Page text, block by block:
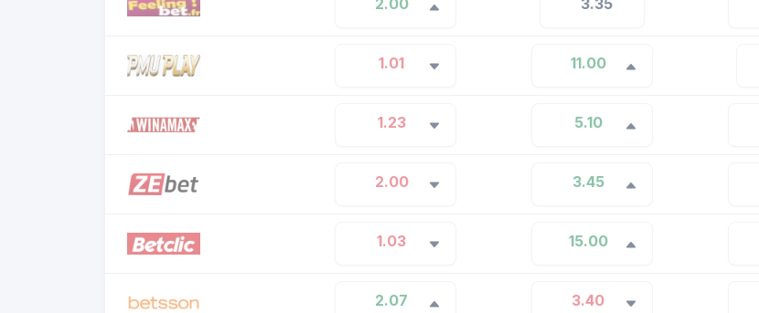
2.00 3.35
1.01 11.00
1.23 5.10
2.00 3.45
1.03 15.00
2.07 3.40